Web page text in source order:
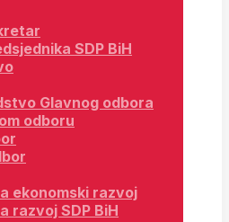
SDP BiH
Glavnog odbora
odboru
ekonomski razvoj
razvoj SDP BiH